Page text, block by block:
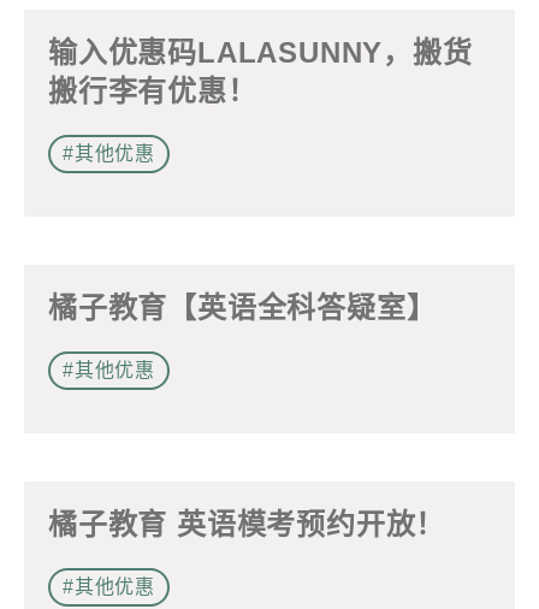
稱謂
先生
女士
名*
输入优惠码LALASUNNY，搬货
搬行李有优惠！
#其他优惠
橘子教育【英语全科答疑室】
#其他优惠
橘子教育 英语模考预约开放！
#其他优惠